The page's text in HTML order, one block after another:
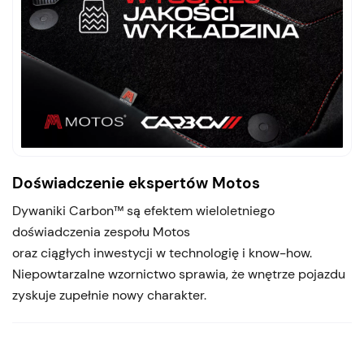
Doświadczenie ekspertów Motos
Dywaniki Carbon™ są efektem wieloletniego
doświadczenia zespołu Motos
oraz ciągłych inwestycji w technologię i know-how.
Niepowtarzalne wzornictwo sprawia, że wnętrze pojazdu
zyskuje zupełnie nowy charakter.